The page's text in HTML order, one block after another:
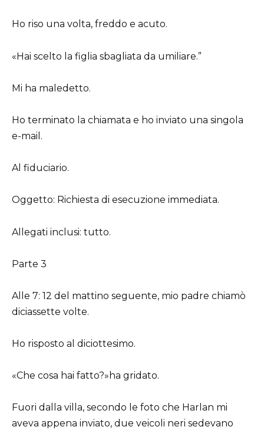
Ho riso una volta, freddo e acuto.
«Hai scelto la figlia sbagliata da umiliare.”
Mi ha maledetto.
Ho terminato la chiamata e ho inviato una singola
e-mail.
Al fiduciario.
Oggetto: Richiesta di esecuzione immediata.
Allegati inclusi: tutto.
Parte 3
Alle 7: 12 del mattino seguente, mio padre chiamò
diciassette volte.
Ho risposto al diciottesimo.
«Che cosa hai fatto?»ha gridato.
Fuori dalla villa, secondo le foto che Harlan mi
aveva appena inviato, due veicoli neri sedevano